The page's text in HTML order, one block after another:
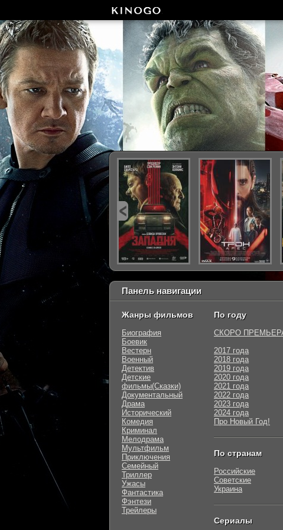
Панель навигации
Жанры фильмов
Биография
Боевик
Вестерн
Военный
Детектив
Детские
фильмы(Сказки)
Документальный
Драма
Исторический
Комедия
Криминал
Мелодрама
Мультфильм
Приключения
Семейный
Триллер
Ужасы
Фантастика
Фэнтези
Трейлеры
По году
СКОРО
2017 года
2018 года
2019 года
2020 года
2021 года
2022 года
2023 года
2024 года
Про Новый Год!
По странам
Российские
Советские
Украина
Сериалы